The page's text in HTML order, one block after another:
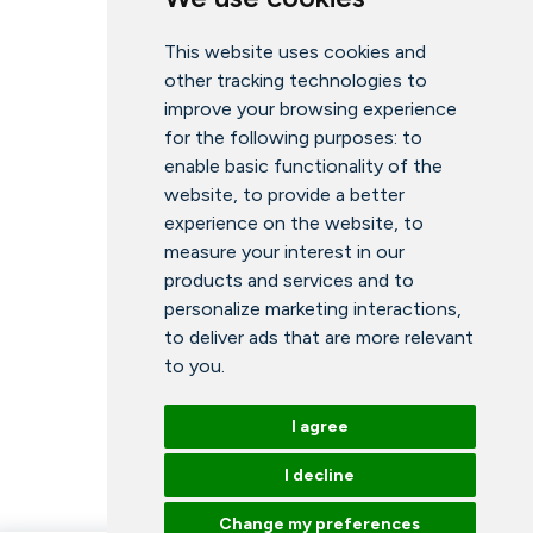
This website uses cookies and
other tracking technologies to
improve your browsing experience
for the following purposes: to
enable basic functionality of the
website, to provide a better
experience on the website, to
measure your interest in our
products and services and to
personalize marketing interactions,
to deliver ads that are more relevant
to you.
I agree
I decline
Change my preferences